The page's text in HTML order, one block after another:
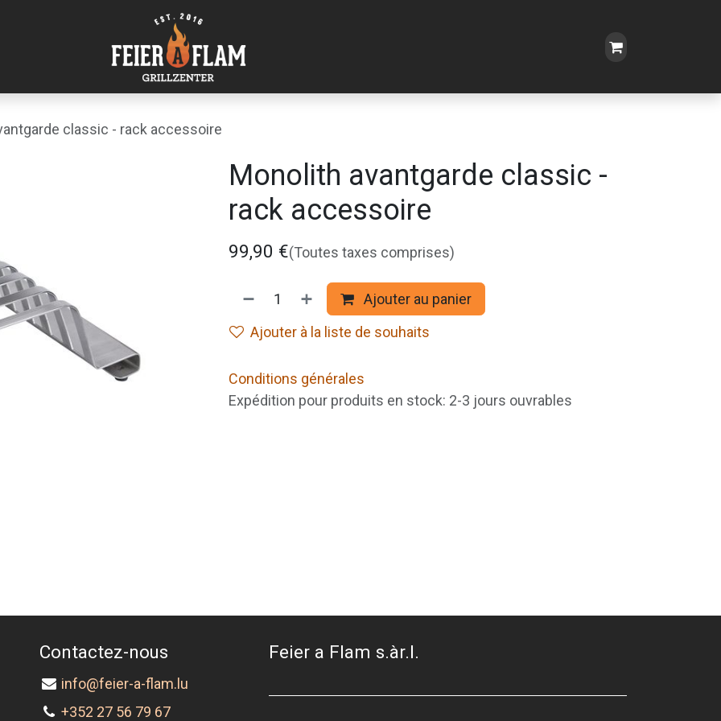
classic - rack accessoire
Monolith avantgarde classic -
rack accessoire
99,90 €(Toutes taxes comprises)
Ajouter au panier
Ajouter à la liste de souhaits
Conditions générales
Expédition pour produits en stock: 2-3 jours ouvrables
Contactez-nous
info@feier-a-flam.lu
+352 27 56 79 67
Feier a Flam s.àr.l.